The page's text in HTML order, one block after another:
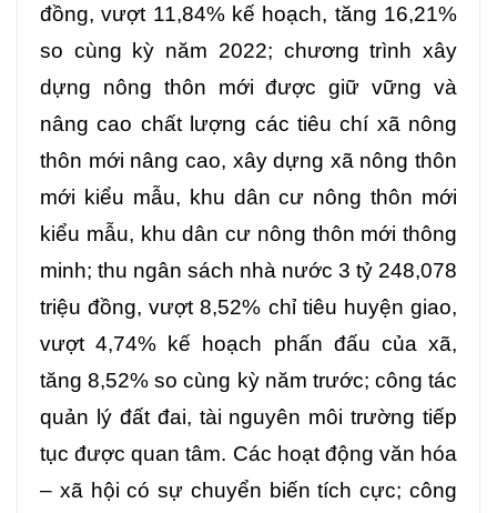
đồng, vượt 11,84% kế hoạch, tăng 16,21%
so cùng kỳ năm 2022; chương trình xây
dựng nông thôn mới được giữ vững và
nâng cao chất lượng các tiêu chí xã nông
thôn mới nâng cao, xây dựng xã nông thôn
mới kiểu mẫu, khu dân cư nông thôn mới
kiểu mẫu, khu dân cư nông thôn mới thông
minh; thu ngân sách nhà nước 3 tỷ 248,078
triệu đồng, vượt 8,52% chỉ tiêu huyện giao,
vượt 4,74% kế hoạch phấn đấu của xã,
tăng 8,52% so cùng kỳ năm trước; công tác
quản lý đất đai, tài nguyên môi trường tiếp
tục được quan tâm. Các hoạt động văn hóa
– xã hội có sự chuyển biến tích cực; công